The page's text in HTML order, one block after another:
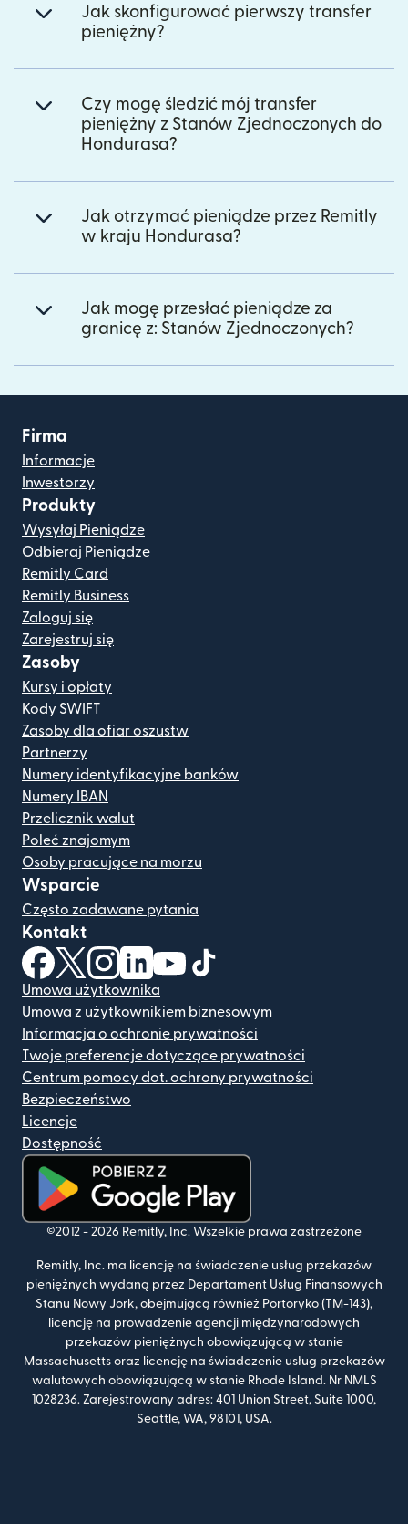
Jak skonfigurować pierwszy transfer
pieniężny?
Czy mogę śledzić mój transfer
pieniężny z Stanów Zjednoczonych do
Hondurasa?
Jak otrzymać pieniądze przez Remitly
w kraju Hondurasa?
Jak mogę przesłać pieniądze za
granicę z: Stanów Zjednoczonych?
Firma
Informacje
Inwestorzy
Produkty
Wysyłaj Pieniądze
Odbieraj Pieniądze
Remitly Card
Remitly Business
Zaloguj się
Zarejestruj się
Zasoby
Kursy i opłaty
Kody SWIFT
Zasoby dla ofiar oszustw
Partnerzy
Numery identyfikacyjne banków
Numery IBAN
Przelicznik walut
Poleć znajomym
Osoby pracujące na morzu
Wsparcie
Często zadawane pytania
Kontakt
(otwiera się w nowym oknie)
(otwiera się w nowym oknie)
(otwiera się w nowym oknie)
(otwiera się w nowym oknie)
(otwiera się w nowym oknie)
Umowa użytkownika
Umowa z użytkownikiem biznesowym
Informacja o ochronie prywatności
Twoje preferencje dotyczące prywatności
Centrum pomocy dot. ochrony prywatności
Bezpieczeństwo
Licencje
Dostępność
(otwiera się w nowym oknie)
©2012 - 2026 Remitly, Inc. Wszelkie prawa zastrzeżone
Remitly, Inc. ma licencję na świadczenie usług przekazów
pieniężnych wydaną przez Departament Usług Finansowych
Stanu Nowy Jork, obejmującą również Portoryko (TM-143),
licencję na prowadzenie agencji międzynarodowych
przekazów pieniężnych obowiązującą w stanie
Massachusetts oraz licencję na świadczenie usług przekazów
walutowych obowiązującą w stanie Rhode Island. Nr NMLS
1028236. Zarejestrowany adres: 401 Union Street, Suite 1000,
Seattle, WA, 98101, USA.